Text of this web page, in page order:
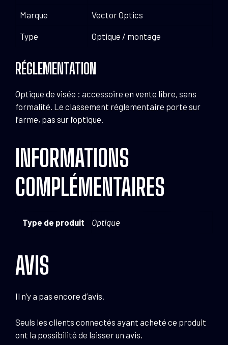
Marque Vector Optics
Type Optique / montage
RÉGLEMENTATION
Optique de visée : accessoire en vente libre, sans
formalité. Le classement réglementaire porte sur
l’arme, pas sur l’optique.
INFORMATIONS
COMPLÉMENTAIRES
Type de produit Optique
AVIS
Il n’y a pas encore d’avis.
Seuls les clients connectés ayant acheté ce produit
ont la possibilité de laisser un avis.